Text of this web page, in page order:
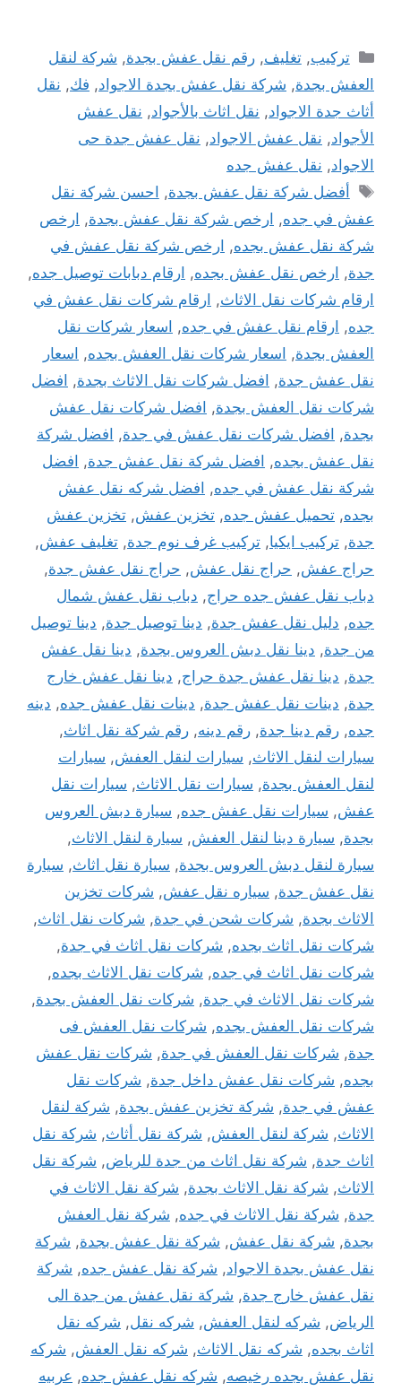
التصنيفات
تركيب, تغليف, رقم نقل عفش بجدة, شركة لنقل
العفش بجدة, شركة نقل عفش بجدة الاجواد, فك, نقل
أثاث جدة الاجواد, نقل اثاث بالأجواد, نقل عفش
الأجواد, نقل عفش الاجواد, نقل عفش جدة حى
الاجواد, نقل عفش جده
الوسوم
أفضل شركة نقل عفش بجدة, احسن شركة نقل
عفش في جده, ارخص شركة نقل عفش بجدة, ارخص
شركة نقل عفش بجده, ارخص شركة نقل عفش في
جدة, ارخص نقل عفش بجده, ارقام دبابات توصيل جده,
ارقام شركات نقل الاثاث, ارقام شركات نقل عفش في
جده, ارقام نقل عفش في جده, اسعار شركات نقل
العفش بجدة, اسعار شركات نقل العفش بجده, اسعار
نقل عفش جدة, افضل شركات نقل الاثاث بجدة, افضل
شركات نقل العفش بجدة, افضل شركات نقل عفش
بجدة, افضل شركات نقل عفش في جدة, افضل شركة
نقل عفش بجده, افضل شركة نقل عفش جدة, افضل
شركة نقل عفش في جده, افضل شركه نقل عفش
بجده, تحميل عفش جده, تخزين عفش , تخزين عفش
جدة, تركيب ايكيا, تركيب غرف نوم جدة, تغليف عفش ,
حراج عفش , حراج نقل عفش , حراج نقل عفش جدة,
دباب نقل عفش جده حراج, دباب نقل عفش شمال
جده, دليل نقل عفش جدة, دينا توصيل جدة, دينا توصيل
من جدة, دينا نقل دبش العروس بجدة, دينا نقل عفش
جدة, دينا نقل عفش جدة حراج, دينا نقل عفش خارج
جدة, دينات نقل عفش جدة, دينات نقل عفش جده, دينه
جده, رقم دينا جدة, رقم دينه, رقم شركة نقل اثاث,
سيارات لنقل الاثاث, سيارات لنقل العفش , سيارات
لنقل العفش بجدة, سيارات نقل الاثاث, سيارات نقل
عفش , سيارات نقل عفش جده, سيارة دبش العروس
بجدة, سيارة دينا لنقل العفش , سيارة لنقل الاثاث,
سيارة لنقل دبش العروس بجدة, سيارة نقل اثاث, سيارة
نقل عفش جدة, سياره نقل عفش , شركات تخزين
الاثاث بجدة, شركات شحن في جدة, شركات نقل اثاث,
شركات نقل اثاث بجده, شركات نقل اثاث في جدة,
شركات نقل اثاث في جده, شركات نقل الاثاث بجده,
شركات نقل الاثاث في جدة, شركات نقل العفش بجدة,
شركات نقل العفش بجده, شركات نقل العفش فى
جدة, شركات نقل العفش في جدة, شركات نقل عفش
بجده, شركات نقل عفش داخل جدة, شركات نقل
عفش في جدة, شركة تخزين عفش بجدة, شركة لنقل
الاثاث, شركة لنقل العفش , شركة نقل أثاث, شركة نقل
اثاث جدة, شركة نقل اثاث من جدة للرياض , شركة نقل
الاثاث, شركة نقل الاثاث بجدة, شركة نقل الاثاث في
جدة, شركة نقل الاثاث في جده, شركة نقل العفش
بجدة, شركة نقل عفش , شركة نقل عفش بجدة, شركة
نقل عفش بجدة الاجواد, شركة نقل عفش جده, شركة
نقل عفش خارج جدة, شركة نقل عفش من جدة الى
الرياض , شركه لنقل العفش , شركه نقل , شركه نقل
اثاث بجده, شركه نقل الاثاث, شركه نقل العفش , شركه
نقل عفش بجده رخيصه, شركه نقل عفش جده, عربيه